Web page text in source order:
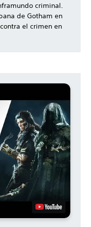
criminal.
de Gotham en
el crimen en